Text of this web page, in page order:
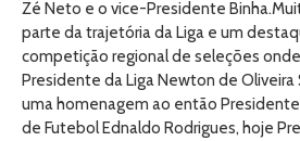
Zé Neto e o vice-Presidente
parte da trajetória da Liga e um
competição regional de seleções
Presidente da Liga Newton de Oliveira
uma homenagem ao então
de Futebol Ednaldo Rodrigues, hoje